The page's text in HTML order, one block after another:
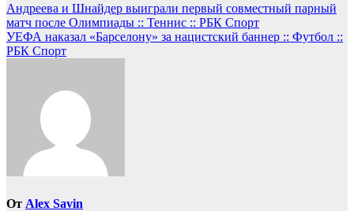
Навигация
по
записям
Андреева и Шнайдер выиграли первый совместный парный
матч после Олимпиады :: Теннис :: РБК Спорт
УЕФА наказал «Барселону» за нацистский баннер :: Футбол ::
РБК Спорт
От Alex Savin